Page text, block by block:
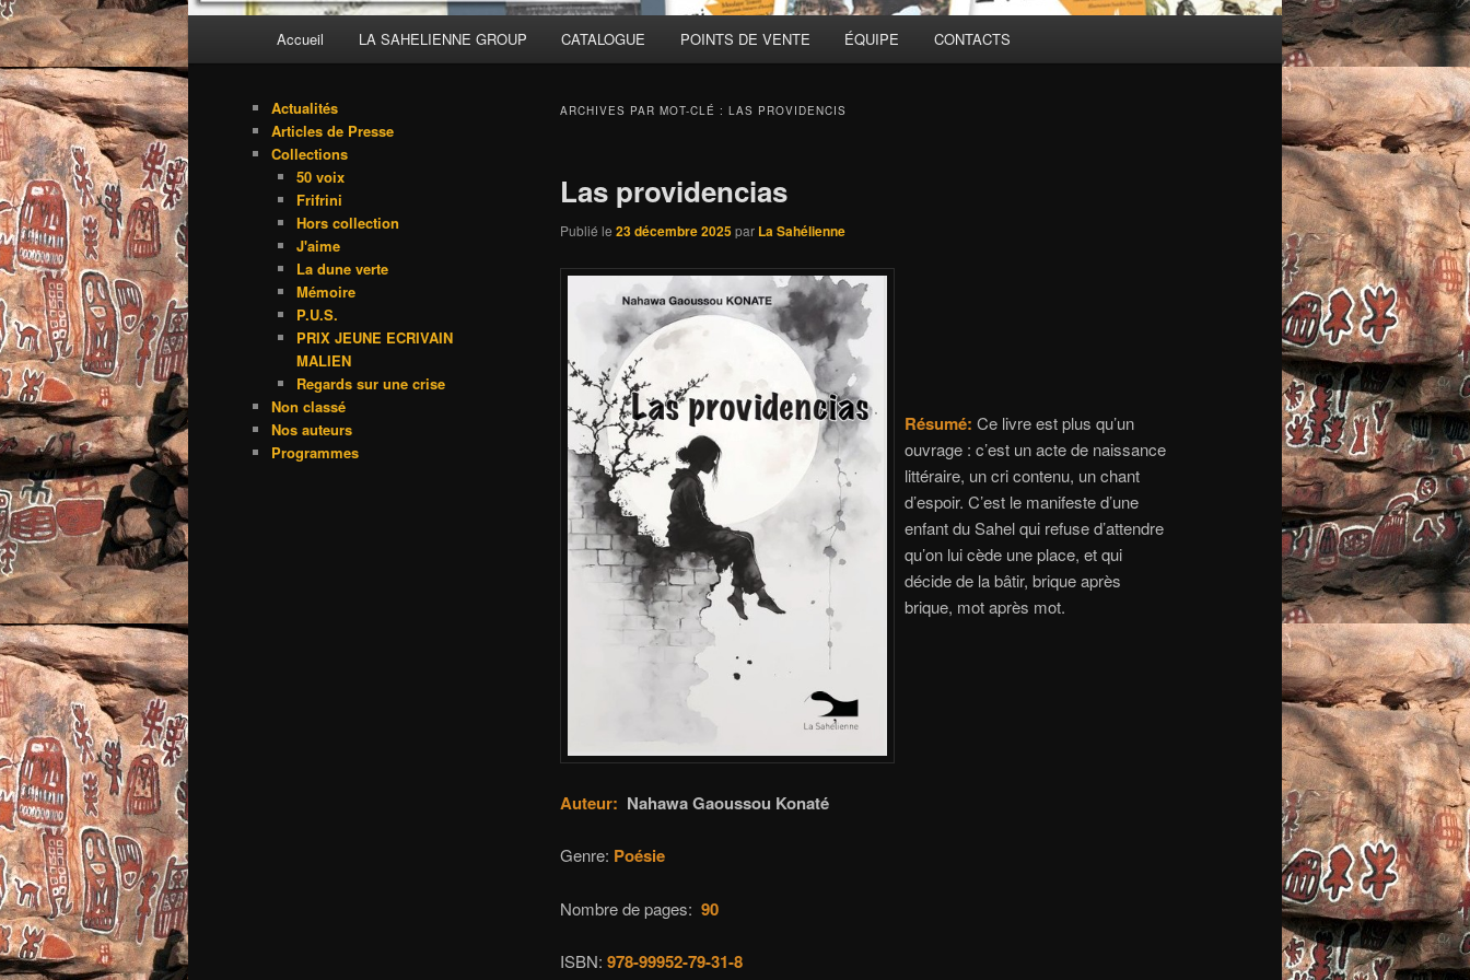
Accueil LA SAHELIENNE GROUP CATALOGUE POINTS DE VENTE ÉQUIPE CONTACTS
ARCHIVES PAR MOT-CLÉ : LAS PROVIDENCIS
Las providencias
Publié le 23 décembre 2025par La Sahélienne
Résumé: Ce livre est plus qu’un
ouvrage : c’est un acte de naissance
littéraire, un cri contenu, un chant
d’espoir. C’est le manifeste d’une
enfant du Sahel qui refuse d’attendre
qu’on lui cède une place, et qui
décide de la bâtir, brique après
brique, mot après mot.
Auteur: Nahawa Gaoussou Konaté
Genre: Poésie
Nombre de pages: 90
ISBN: 978-99952-79-31-8
Actualités
Articles de Presse
Collections
50 voix
Frifrini
Hors collection
J'aime
La dune verte
Mémoire
P.U.S.
PRIX JEUNE ECRIVAIN
MALIEN
Regards sur une crise
Non classé
Nos auteurs
Programmes